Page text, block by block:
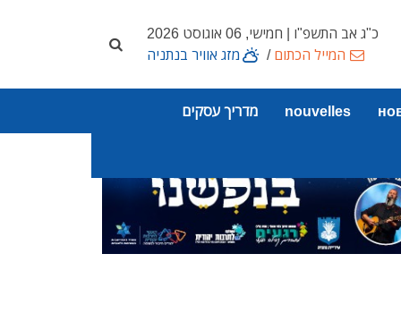
כ"ג אב התשפ"ו | חמישי, 06 אוגוסט 2026
המייל הכתום/ מזג אוויר בנתניה
nouvelles מדריך עסקים